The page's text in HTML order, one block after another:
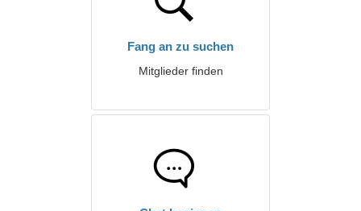
Fang an zu suchen
Mitglieder finden